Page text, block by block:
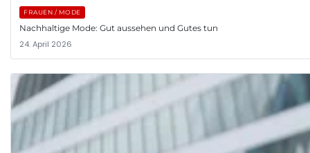
FRAUEN / MODE
Nachhaltige Mode: Gut aussehen und Gutes tun
24. April 2026